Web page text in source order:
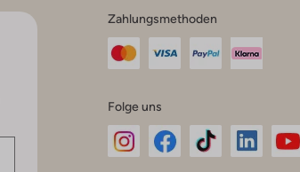
Zahlungsmethoden
Folge uns